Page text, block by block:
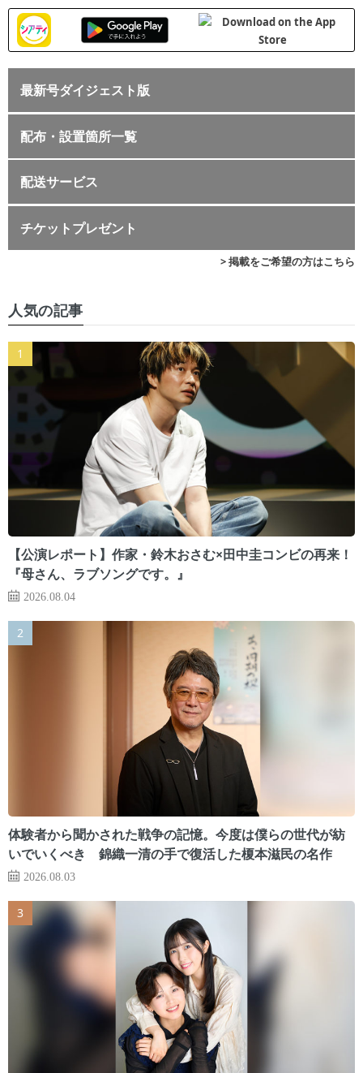
最新号ダイジェスト版
配布・設置箇所一覧
配送サービス
チケットプレゼント
> 掲載をご希望の方はこちら
人気の記事
【公演レポート】作家・鈴木おさむ×田中圭コンビの再来！
『母さん、ラブソングです。』
2026.08.04
体験者から聞かされた戦争の記憶。今度は僕らの世代が紡
いでいくべき 錦織一清の手で復活した榎本滋民の名作
2026.08.03